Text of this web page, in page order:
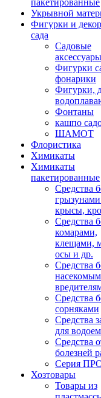
пакетированные
Укрывной
Фигурки и
сада
Садовые
аксессуары
Фигурки
фонарики
Фигурки,
Фонтаны
кашпо
ШАМОТ
Флористика
Химикаты
Химикаты
пакетированные
Средства
крысы,
Средства
комарами,
клещами,
осы и др.
Средства
Средства
сорняками
Средства
для
Средства
болезней
Серия
Хозтовары
Товары из